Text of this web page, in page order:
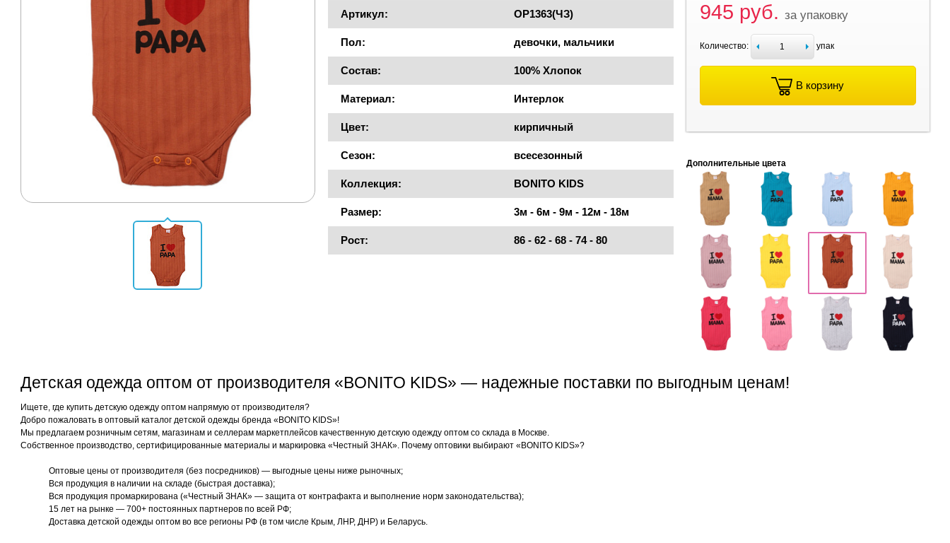
Артикул: OP1363(ЧЗ)
Пол: девочки, мальчики
Состав: 100% Хлопок
Материал: Интерлок
Цвет: кирпичный
Сезон: всесезонный
Коллекция: BONITO KIDS
Размер: 3м - 6м - 9м - 12м - 18м
Рост: 86 - 62 - 68 - 74 - 80
945 руб. за упаковку
Количество: упак
В корзину
Дополнительные цвета
Детская одежда оптом от производителя «BONITO KIDS» — надежные поставки по выгодным ценам!
Ищете, где купить детскую одежду оптом напрямую от производителя?
Добро пожаловать в оптовый каталог детской одежды бренда «BONITO KIDS»!
Мы предлагаем розничным сетям, магазинам и селлерам маркетплейсов качественную детскую одежду оптом со склада в Москве.
Собственное производство, сертифицированные материалы и маркировка «Честный ЗНАК». Почему оптовики выбирают «BONITO KIDS»?
Оптовые цены от производителя (без посредников) — выгодные цены ниже рыночных;
Вся продукция в наличии на складе (быстрая доставка);
Вся продукция промаркирована («Честный ЗНАК» — защита от контрафакта и выполнение норм законодательства);
15 лет на рынке — 700+ постоянных партнеров по всей РФ;
Доставка детской одежды оптом во все регионы РФ (в том числе Крым, ЛНР, ДНР) и Беларусь.